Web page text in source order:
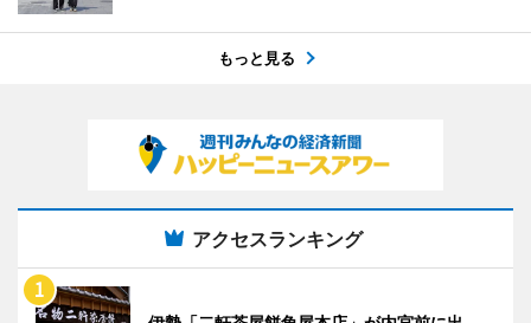
もっと見る
アクセスランキング